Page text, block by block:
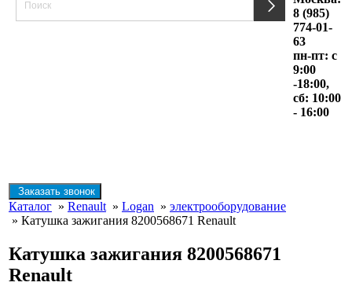
8 (985)
774-01-
63
пн-пт: с
9:00
-18:00,
сб: 10:00
- 16:00
Заказать звонок
Каталог » Renault » Logan » электрооборудование
» Катушка зажигания 8200568671 Renault
Катушка зажигания 8200568671
Renault